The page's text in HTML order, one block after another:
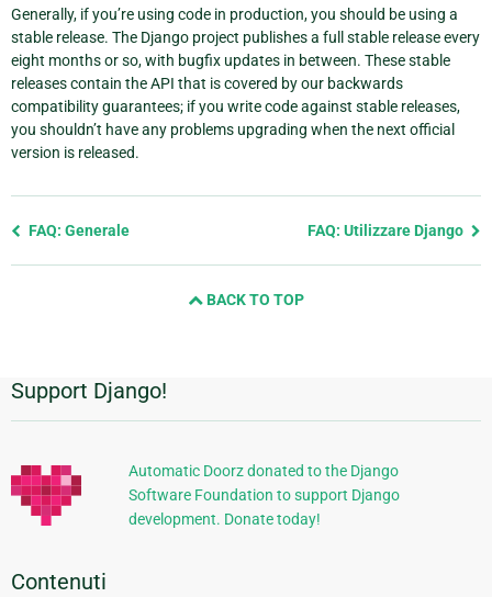
Generally, if you’re using code in production, you should be using a
stable release. The Django project publishes a full stable release every
eight months or so, with bugfix updates in between. These stable
releases contain the API that is covered by our backwards
compatibility guarantees; if you write code against stable releases,
you shouldn’t have any problems upgrading when the next official
version is released.
Previous
FAQ: Generale FAQ: Utilizzare Django
BACK TO TOP
Informazioni
aggiuntive
Support Django!
Automatic Doorz donated to the Django
Software Foundation to support Django
development. Donate today!
Contenuti